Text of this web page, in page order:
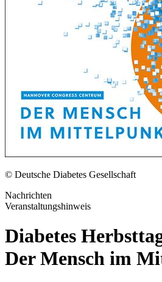
© Deutsche Diabetes Gesellschaft
Nachrichten
Veranstaltungshinweis
Diabetes
Der Mensch im